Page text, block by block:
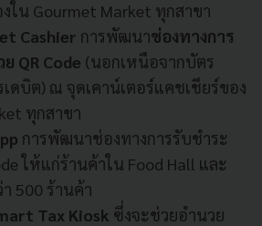
ใน Gourmet Market ทุกสาขา
Cashier การพัฒนาช่องทางการ
QR Code (นอกเหนือจากบัตร
ดบิต) ณ จุดเคาน์เตอร์แคชเชียร์ของ
ทุกสาขา
การพัฒนาช่องทางการรับชำระ
ให้แก่ร้านค้าใน Food Hall และ
500 ร้านค้า
Tax Kiosk ซึ่งจะช่วยอำนวย